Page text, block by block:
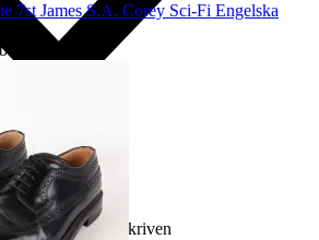
inte är som beskriven
7st James S.A. Corey Sci-Fi Engelska